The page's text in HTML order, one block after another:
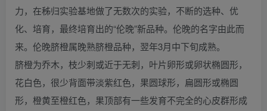
力，在秭归实验基地做了无数次的实验，不断的选种、优
化、培育，最终培育出的“伦晚”新品种。伦晚的名字由此而
来。伦晚脐橙属晚熟脐橙品种，翌年3月中下旬成熟。
脐橙为乔木，枝少刺或近于无刺，叶片卵形或卵状椭圆形，
花白色，很少背面带淡紫红色，果圆球形，扁圆形或椭圆
形，橙黄至橙红色，果顶部有一些发育不完全的心皮群形成